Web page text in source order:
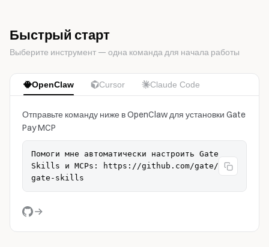
Быстрый старт
Выберите инструмент — одна команда для начала работы
OpenClaw Cursor Claude Code
Отправьте команду ниже в OpenClaw для установки Gate
Pay MCP
Помоги мне автоматически настроить Gate
Skills и MCPs: https://github.com/gate/
gate-skills